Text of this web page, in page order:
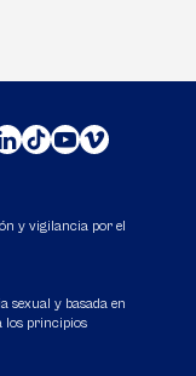
y vigilancia por el
sexual y basada en
los principios